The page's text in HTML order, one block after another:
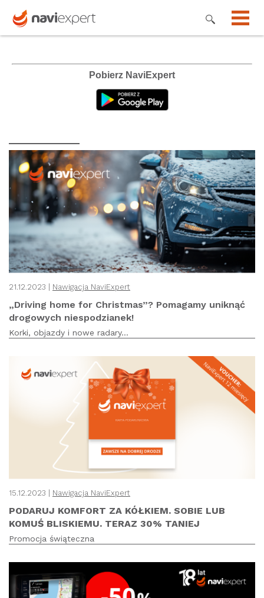
Pobierz NaviExpert
21.12.2023 | Nawigacja NaviExpert
„Driving home for Christmas”? Pomagamy uniknąć
drogowych niespodzianek!
Korki, objazdy i nowe radary...
15.12.2023 | Nawigacja NaviExpert
PODARUJ KOMFORT ZA KÓŁKIEM. SOBIE LUB
KOMUŚ BLISKIEMU. TERAZ 30% TANIEJ
Promocja świąteczna